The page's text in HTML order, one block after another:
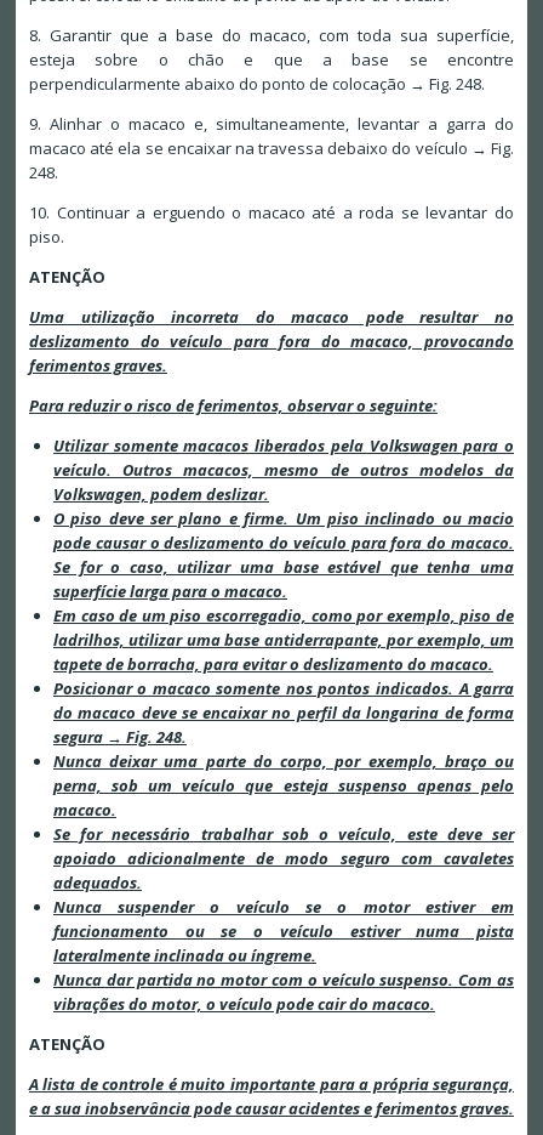
8. Garantir que a base do macaco, com toda sua superfície,
esteja sobre o chão e que a base se encontre
perpendicularmente abaixo do ponto de colocação → Fig. 248.
9. Alinhar o macaco e, simultaneamente, levantar a garra do
macaco até ela se encaixar na travessa debaixo do veículo → Fig.
248.
10. Continuar a erguendo o macaco até a roda se levantar do
piso.
ATENÇÃO
Uma utilização incorreta do macaco pode resultar no
deslizamento do veículo para fora do macaco, provocando
ferimentos graves.
Para reduzir o risco de ferimentos, observar o seguinte:
Utilizar somente macacos liberados pela Volkswagen para o
veículo. Outros macacos, mesmo de outros modelos da
Volkswagen, podem deslizar.
O piso deve ser plano e firme. Um piso inclinado ou macio
pode causar o deslizamento do veículo para fora do macaco.
Se for o caso, utilizar uma base estável que tenha uma
superfície larga para o macaco.
Em caso de um piso escorregadio, como por exemplo, piso de
ladrilhos, utilizar uma base antiderrapante, por exemplo, um
tapete de borracha, para evitar o deslizamento do macaco.
Posicionar o macaco somente nos pontos indicados. A garra
do macaco deve se encaixar no perfil da longarina de forma
segura → Fig. 248.
Nunca deixar uma parte do corpo, por exemplo, braço ou
perna, sob um veículo que esteja suspenso apenas pelo
macaco.
Se for necessário trabalhar sob o veículo, este deve ser
apoiado adicionalmente de modo seguro com cavaletes
adequados.
Nunca suspender o veículo se o motor estiver em
funcionamento ou se o veículo estiver numa pista
lateralmente inclinada ou íngreme.
Nunca dar partida no motor com o veículo suspenso. Com as
vibrações do motor, o veículo pode cair do macaco.
ATENÇÃO
A lista de controle é muito importante para a própria segurança,
e a sua inobservância pode causar acidentes e ferimentos graves.